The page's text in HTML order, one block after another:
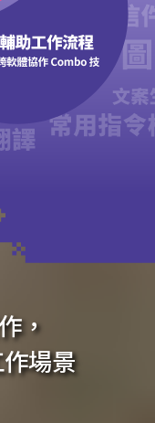
，
場景